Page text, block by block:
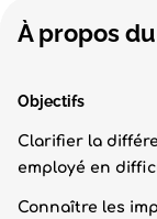
À propos
Objectifs
Clarifier la
employé en
Connaître les